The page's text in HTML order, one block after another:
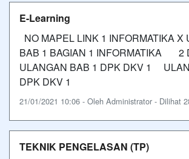
E-Learning
NO MAPEL LINK 1 INFORMATIKA X
BAB 1 BAGIAN 1 INFORMATIKA 2
ULANGAN BAB 1 DPK DKV 1
DPK DKV 1
21/01/2021 10:06 - Oleh Administrator - Dilihat
TEKNIK PENGELASAN (TP)